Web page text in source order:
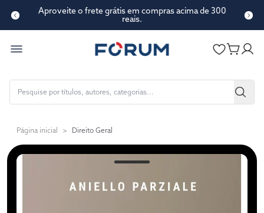
Aproveite o frete grátis em compras acima de 300
reais.
Página inicial > Direito Geral